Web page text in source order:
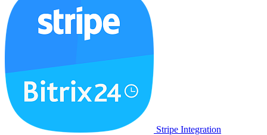
Stripe Integration